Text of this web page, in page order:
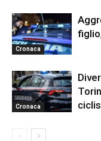
Cronaca
Cronaca